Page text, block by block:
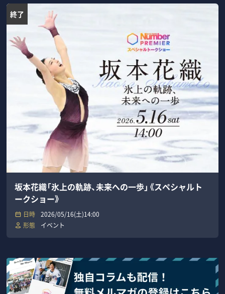
終了
坂本花織「氷上の軌跡、未来への一歩」《スペシャルト
ークショー》
日時
2026/05/16(土)14:00
形態
イベント